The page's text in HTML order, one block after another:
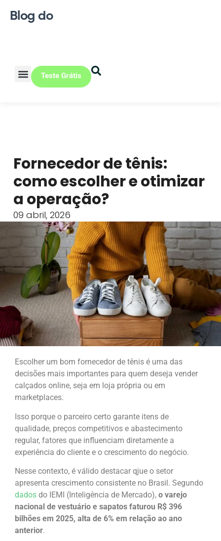
Blog do
Teste Grátis
Fornecedor de tênis:
como escolher e otimizar
a operação?
09 abril, 2026
Escolher um bom fornecedor de tênis é uma das
decisões mais importantes para quem deseja vender
calçados online, seja em loja própria ou em
marketplaces.
Isso porque o parceiro certo garante itens de
qualidade, preços competitivos e abastecimento
regular, fatores que influenciam diretamente a
experiência do cliente e o crescimento do negócio.
Nesse contexto, é válido destacar qjue o setor
apresenta crescimento consistente no Brasil. Segundo
dados do IEMI (Inteligência de Mercado), o varejo
nacional de vestuário e sapatos faturou R$ 396
bilhões em 2025, alta de 6% em relação ao ano
anterior.